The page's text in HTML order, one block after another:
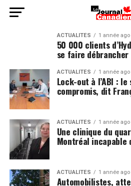
ACTUALITÉS 1 année ago
50 000 clients
se faire débrancher
ACTUALITÉS 1 année ago
Lock-out à l’ABI :
compromis, dit
ACTUALITÉS 1 année ago
Une clinique du
Montréal incapable
ACTUALITÉS 1 année ago
Automobilistes,